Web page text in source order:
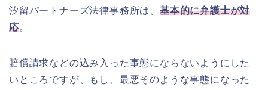
汐留パートナーズ法律事務所は、 基本的に弁護士が対
応。
賠償請求などの込み入った事態にならないようにした
いところですが、もし、最悪そのような事態になった